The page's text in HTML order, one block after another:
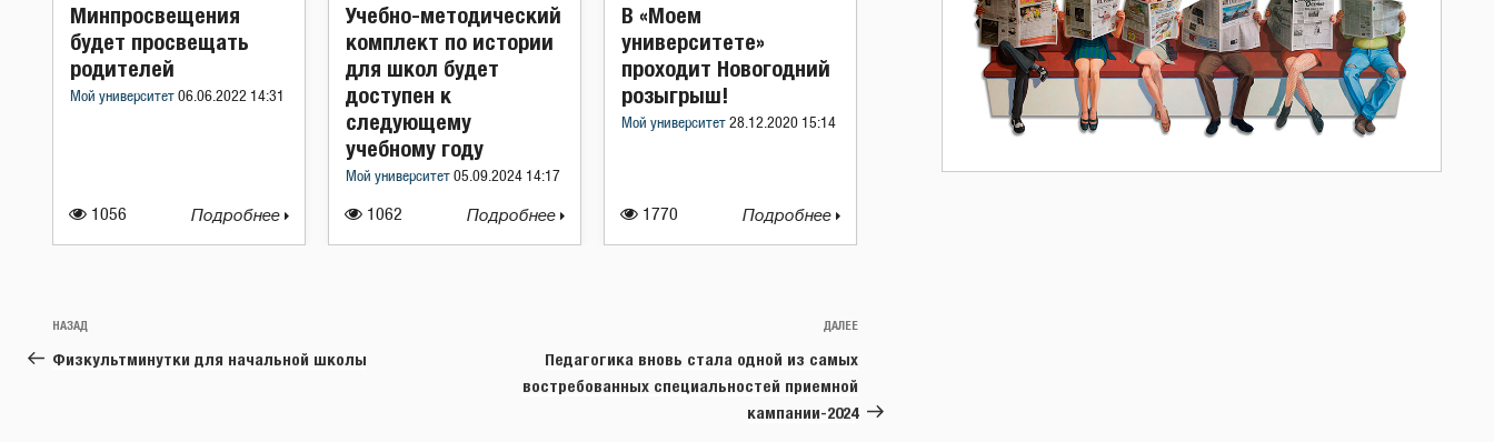
1056
Минпросвещения
будет просвещать
родителей
Мой университет 06.06.2022 14:31
Подробнее 1062
Учебно-методический
комплект по истории
для школ будет
доступен к
следующему
учебному году
Мой университет 05.09.2024 14:17
Подробнее 1770
В «Моем
университете»
проходит Новогодний
розыгрыш!
Мой университет 28.12.2020 15:14
Подробнее
Навигация
по
Предыдущая
запись:
НАЗАД
Физкультминутки для начальной школы
Следующая
запись
ДАЛЕЕ
Педагогика вновь стала одной из самых
востребованных специальностей приемной
кампании-2024